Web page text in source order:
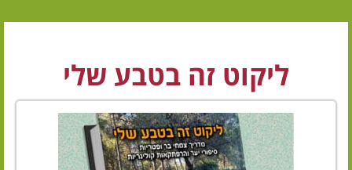
ליקוט זה בטבע שלי